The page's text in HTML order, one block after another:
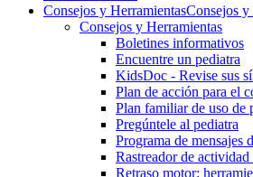
Consejos y HerramientasConsejos y
Consejos y Herramientas
Boletines informativos
Encuentre un pediatra
KidsDoc - Revise sus
Plan de acción para el
Plan familiar de uso de
Pregúntele al pediatra
Programa de mensajes
Rastre​​ador de activida​d
Retraso motor: